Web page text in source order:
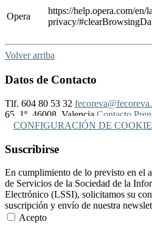
Opera
https://help.opera.com/en/
privacy/
Volver arriba
Datos de Contacto
Tlf. 604 80 53 32
65, 1º, 46008, Valencia Contacto
CONFIGURACIÓN DE
Suscribirse
En cumplimiento de lo previsto en el
de Servicios de la Sociedad de la
Electrónico (LSSI), solicitamos su
suscripción y envío de nuestra
Acepto